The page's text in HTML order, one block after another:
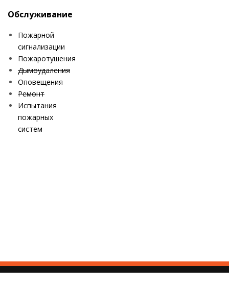
Обслуживание
Пожарной
сигнализации
Пожаротушения
Дымоудаления
Оповещения
Ремонт
Испытания
пожарных
систем
© Все права защищены. OPSX.RU - 2026
+7 (926) 377-32-77